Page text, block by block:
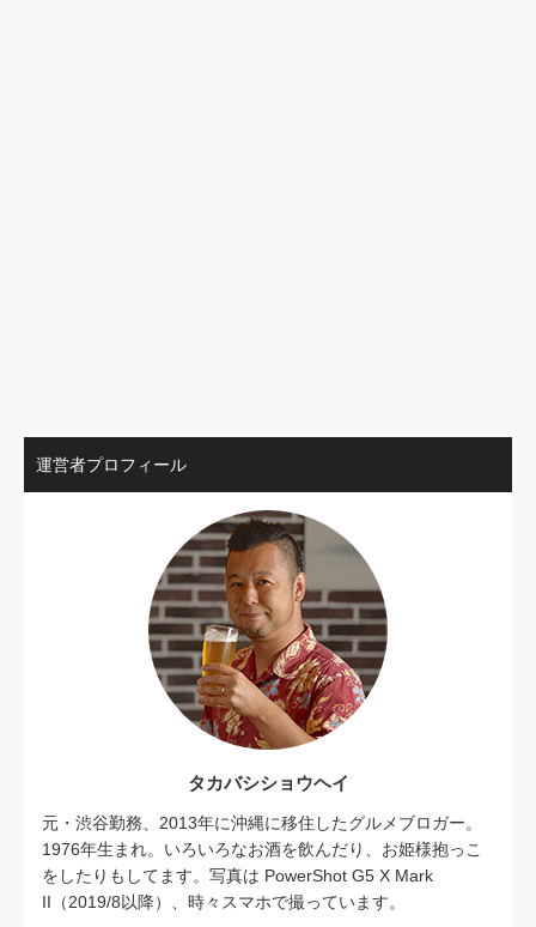
運営者プロフィール
タカバシショウヘイ
元・渋谷勤務、2013年に沖縄に移住したグルメブロガー。
1976年生まれ。いろいろなお酒を飲んだり、お姫様抱っこ
をしたりもしてます。写真は PowerShot G5 X Mark
II（2019/8以降）、時々スマホで撮っています。